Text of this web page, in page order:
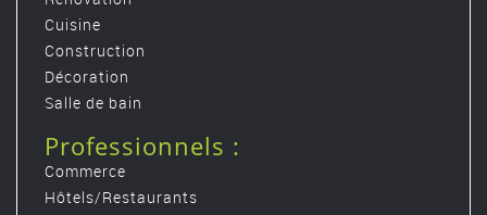
Cuisine
Construction
Décoration
Salle de bain
Professionnels :
Commerce
Hôtels/Restaurants